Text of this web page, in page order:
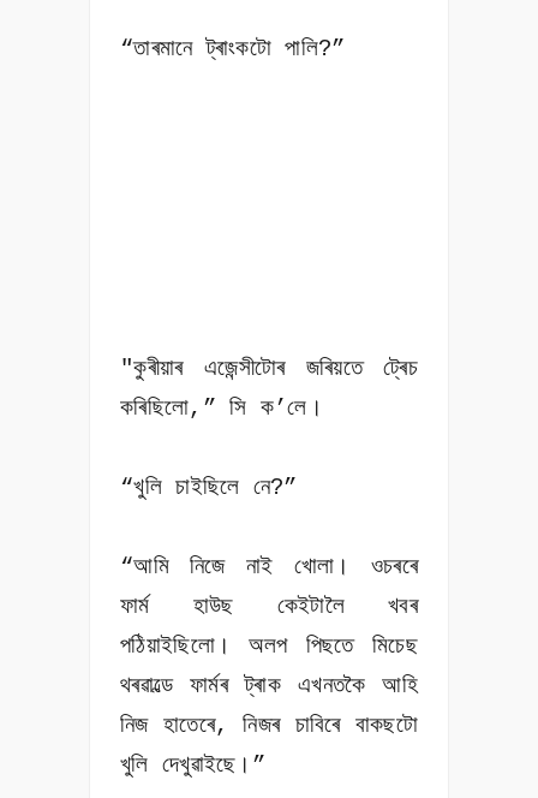
“তাৰমানে ট্ৰাংকটো পালি?”
"কুৰীয়াৰ এজেন্সীটোৰ জৰিয়তে ট্ৰেচ
কৰিছিলো,” সি ক’লে।
“খুলি চাইছিলে নে?”
“আমি নিজে নাই খোলা। ওচৰৰে
ফাৰ্ম হাউছ কেইটালৈ খবৰ
পঠিয়াইছিলো। অলপ পিছতে মিচেছ
থৰৱাল্ডে ফাৰ্মৰ ট্ৰাক এখনতকৈ আহি
নিজ হাতেৰে, নিজৰ চাবিৰে বাকছটো
খুলি দেখুৱাইছে।”